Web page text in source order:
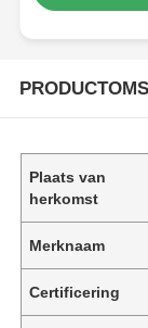
Plaats van
herkomst
Merknaam
Certificering